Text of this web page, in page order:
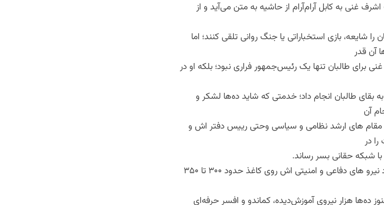
غنی به کابل آرام‌آرام از حاشیه به متن می‌آید و از
شایعه، بازی استخباراتی یا جنگ روانی تلقی کنند؛ اما
آن‌ قدر
برای طالبان تنها یک رئیس‌جمهور فراری نبود؛ بلکه او در
بقای طالبان انجام داد؛ خدمتی که شاید ده‌ها لشکر و
آن
مقام های ارشد نظامی و سیاسی و‌حتی رییس دفتر اش و
در
حقانی بسر رساند.
غنی کشوری را رها کرد که تعداد نیرو های دفاعی و امنیتی اش روی کاغذ حدود ۳۰۰ تا ۳۵۰
ده‌ها هزار نیروی آموزش‌دیده، کماندو و افسر حرفه‌ای